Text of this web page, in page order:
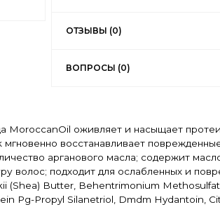
ОТЗЫВЫ (0)
ВОПРОСЫ (0)
MoroccanOil оживляет и насыщает
восстанавливает
арганового масла; содержит
подходит для ослабленных и
(Shea) Butter, Behentrimonium
Pg-Propyl Silanetriol, Dmdm Hydantoin,